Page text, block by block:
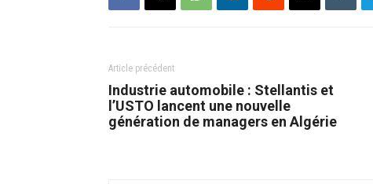
Article précédent
Industrie automobile : Stellantis et
l’USTO lancent une nouvelle
génération de managers en Algérie